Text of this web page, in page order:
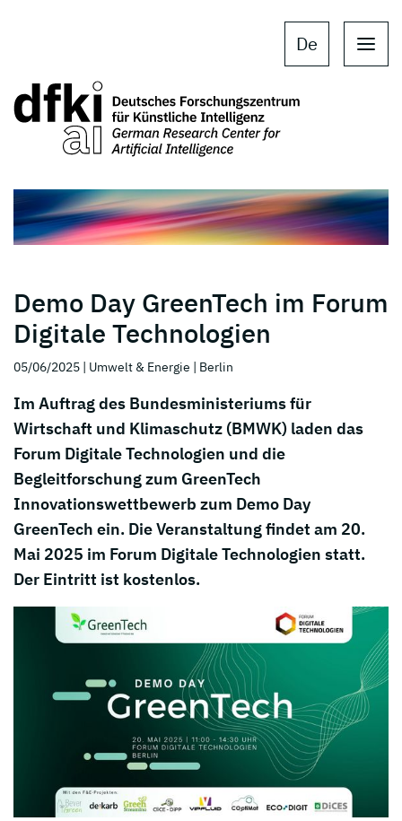
De
Demo Day GreenTech im Forum
Digitale Technologien
05/06/2025 | Umwelt & Energie | Berlin
Im Auftrag des Bundesministeriums für
Wirtschaft und Klimaschutz (BMWK) laden das
Forum Digitale Technologien und die
Begleitforschung zum GreenTech
Innovationswettbewerb zum Demo Day
GreenTech ein. Die Veranstaltung findet am 20.
Mai 2025 im Forum Digitale Technologien statt.
Der Eintritt ist kostenlos.